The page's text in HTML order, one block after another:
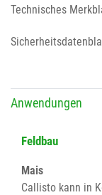
Technisches
Anwendungen
Feldbau
Mais
Callisto kann in